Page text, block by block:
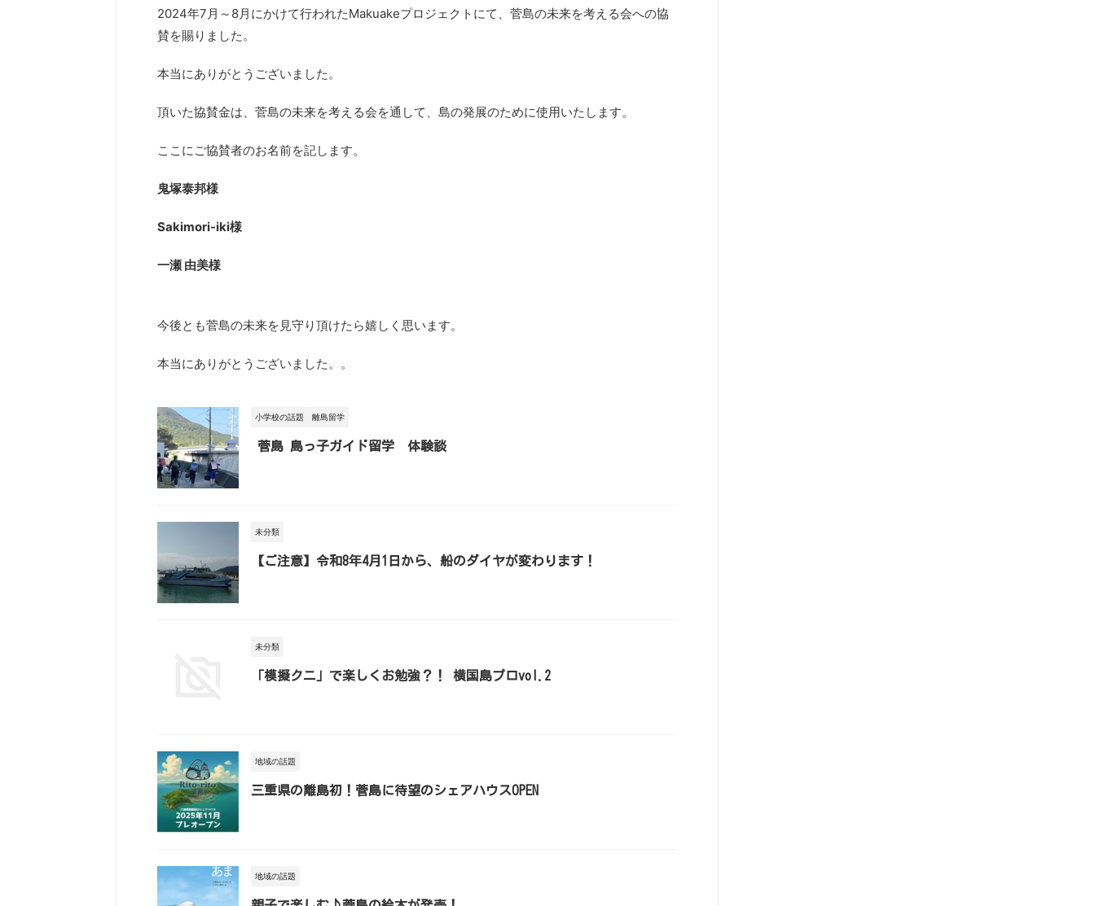
2024年7月～8月にかけて行われたMakuakeプロジェクトにて、菅島の未来を考える会への協
賛を賜りました。
本当にありがとうございました。
頂いた協賛金は、菅島の未来を考える会を通して、島の発展のために使用いたします。
ここにご協賛者のお名前を記します。
鬼塚泰邦様
Sakimori-iki様
一瀬 由美様
今後とも菅島の未来を見守り頂けたら嬉しく思います。
本当にありがとうございました。。
小学校の話題 離島留学
菅島 島っ子ガイド留学 体験談
未分類
【ご注意】令和8年4月1日から、船のダイヤが変わります！
未分類
「模擬クニ」で楽しくお勉強？！ 横国島プロvol.2
地域の話題
三重県の離島初！菅島に待望のシェアハウスOPEN
地域の話題